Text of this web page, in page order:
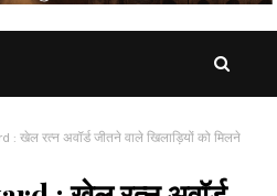
: खेल रत्न अवॉर्ड जीतने वाले खिलाड़ियों को मिलने